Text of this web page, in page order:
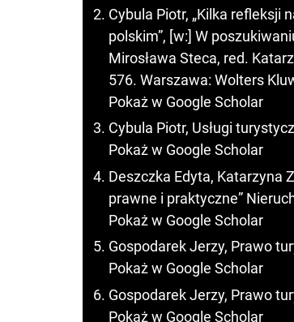
Cybula Piotr, „Kilka refleksji
polskim”, [w:] W
Mirosława Steca, red.
576. Warszawa: Wolters
Pokaż w Google Scholar
Cybula Piotr, Usługi
Pokaż w Google Scholar
Deszczka Edyta, Katarzyna
prawne i praktyczne”
Pokaż w Google Scholar
Gospodarek Jerzy, Prawo
Pokaż w Google Scholar
Gospodarek Jerzy, Prawo
Pokaż w Google Scholar